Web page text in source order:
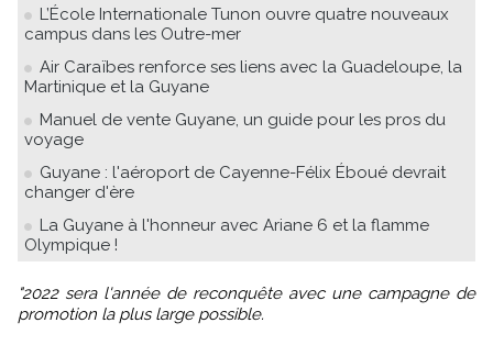
L’École Internationale Tunon ouvre quatre nouveaux
campus dans les Outre-mer
Air Caraïbes renforce ses liens avec la Guadeloupe, la
Martinique et la Guyane
Manuel de vente Guyane, un guide pour les pros du
voyage
Guyane : l'aéroport de Cayenne-Félix Éboué devrait
changer d'ère
La Guyane à l'honneur avec Ariane 6 et la flamme
Olympique !
"2022 sera l'année de reconquête avec une campagne de
promotion la plus large possible.